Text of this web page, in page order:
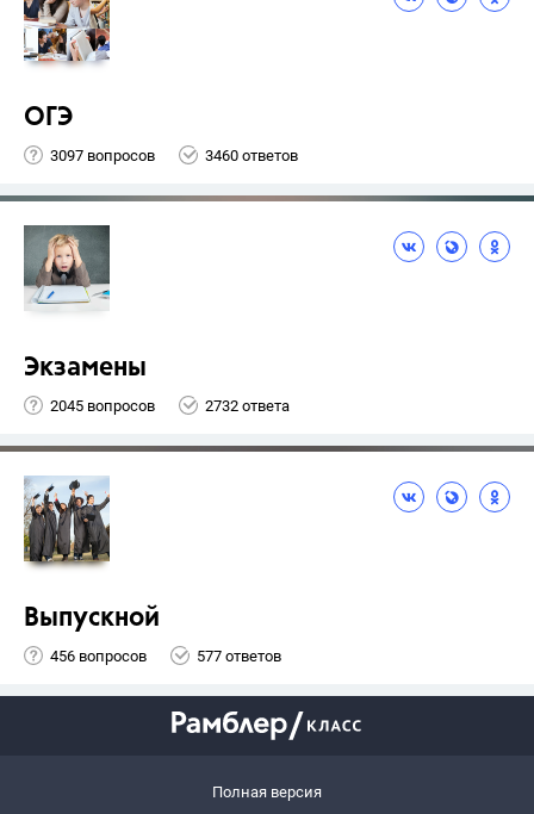
ОГЭ
3097 вопросов 3460 ответов
Экзамены
2045 вопросов 2732 ответа
Выпускной
456 вопросов 577 ответов
Полная версия